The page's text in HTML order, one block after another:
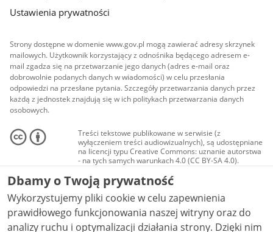
Ustawienia prywatności
Strony dostępne w domenie www.gov.pl mogą zawierać adresy skrzynek
mailowych. Użytkownik korzystający z odnośnika będącego adresem e-
mail zgadza się na przetwarzanie jego danych (adres e-mail oraz
dobrowolnie podanych danych w wiadomości) w celu przesłania
odpowiedzi na przesłane pytania. Szczegóły przetwarzania danych przez
każdą z jednostek znajdują się w ich politykach przetwarzania danych
osobowych.
Treści tekstowe publikowane w serwisie (z
wyłączeniem treści audiowizualnych), są udostępniane
na licencji typu Creative Commons: uznanie autorstwa
- na tych samych warunkach 4.0 (CC BY-SA 4.0).
Materiały audiowizualne, w tym zdjęcia, materiały
audio i wideo, są udostępniane na licencji typu
Creative Commons: uznanie autorstwa użycie
niekomercyjne - bez utworów zależnych 4.0 (CC BY-
NC-ND 4.0), o ile nie jest to stwierdzone inaczej.
Dbamy o Twoją prywatność
Wykorzystujemy pliki cookie w celu zapewnienia
prawidłowego funkcjonowania naszej witryny oraz do
analizy ruchu i optymalizacji działania strony. Dzięki nim